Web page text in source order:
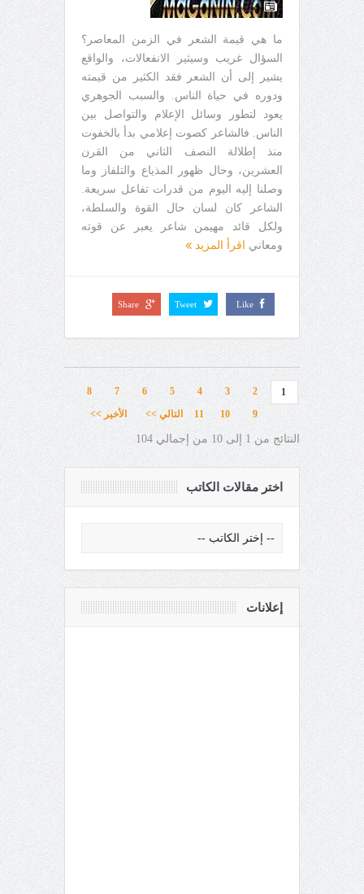
ما هي قيمة الشعر في الزمن المعاصر؟
السؤال غريب وسيثير الانفعالات، والواقع
يشير إلى أن الشعر فقد الكثير من قيمته
ودوره في حياة الناس. والسبب الجوهري
يعود لتطور وسائل الإعلام والتواصل بين
الناس. فالشاعر كصوت إعلامي بدأ بالخفوت
منذ إطلالة النصف الثاني من القرن
العشرين، وحال ظهور المذياع والتلفاز وما
وصلنا إليه اليوم من قدرات تفاعل سريعة.
الشاعر كان لسان حال القوة والسلطة،
ولكل قائد مهيمن شاعر يعبر عن قوته
ومعاني
اقرأ المزيد
Like
Tweet
Share
1
2
3
4
5
6
7
8
9
10
11 التالي >> الأخير >>
النتائج من 1 إلى 10 من إجمالي 104
اختر مقالات الكاتب
إعلانات